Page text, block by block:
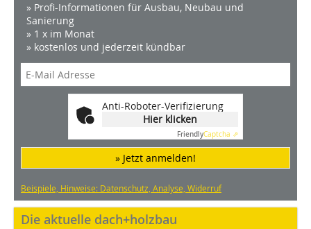
» Profi-Informationen für Ausbau, Neubau und
Sanierung
» 1 x im Monat
» kostenlos und jederzeit kündbar
Anti-Roboter-Verifizierung
Hier klicken
FriendlyCaptcha ⇗
» Jetzt anmelden!
Beispiele, Hinweise: Datenschutz, Analyse, Widerruf
Die aktuelle dach+holzbau